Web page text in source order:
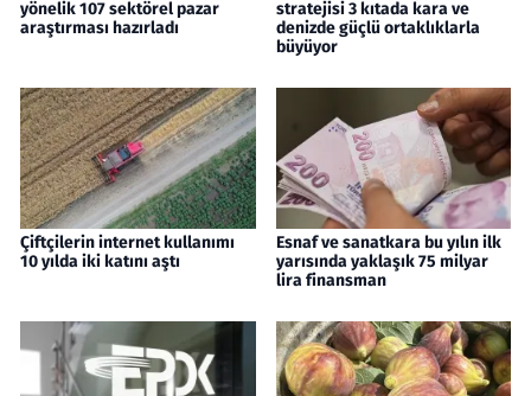
yönelik 107 sektörel pazar
araştırması hazırladı
stratejisi 3 kıtada kara ve
denizde güçlü ortaklıklarla
büyüyor
Çiftçilerin internet kullanımı
10 yılda iki katını aştı
Esnaf ve sanatkara bu yılın ilk
yarısında yaklaşık 75 milyar
lira finansman